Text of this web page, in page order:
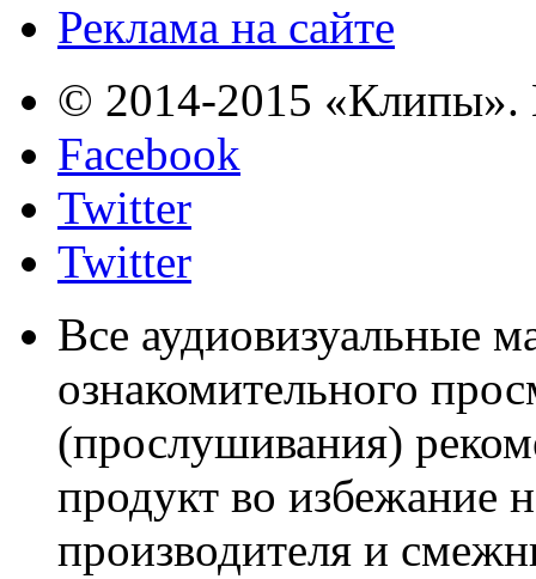
Реклама на сайте
© 2014-2015 «Клипы».
Facebook
Twitter
Twitter
Все аудиовизуальные
ознакомительного
(прослушивания)
продукт во избежание
производителя и